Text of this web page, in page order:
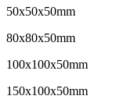
50x50x50mm
80x80x50mm
100x100x50mm
150x100x50mm